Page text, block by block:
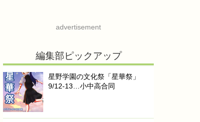
advertisement
編集部ピックアップ
星野学園の文化祭「星華祭」
9/12-13…小中高合同